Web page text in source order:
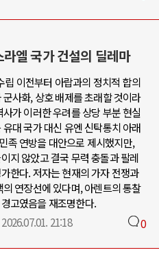
엘 국가 건설의 딜레마
이전부터 아랍과의 정치적 합의
사화, 상호 배제를 초래할 것이라
가 이러한 우려를 상당 부분 현실
대 국가 대신 유엔 신탁통치 아래
족 연방을 대안으로 제시했지만,
지 않았고 결국 무력 충돌과 팔레
한다. 저자는 현재의 가자 전쟁과
연장선에 있다며, 아렌트의 통찰
고였음을 재조명한다.
2026.07.01. 21:18 0